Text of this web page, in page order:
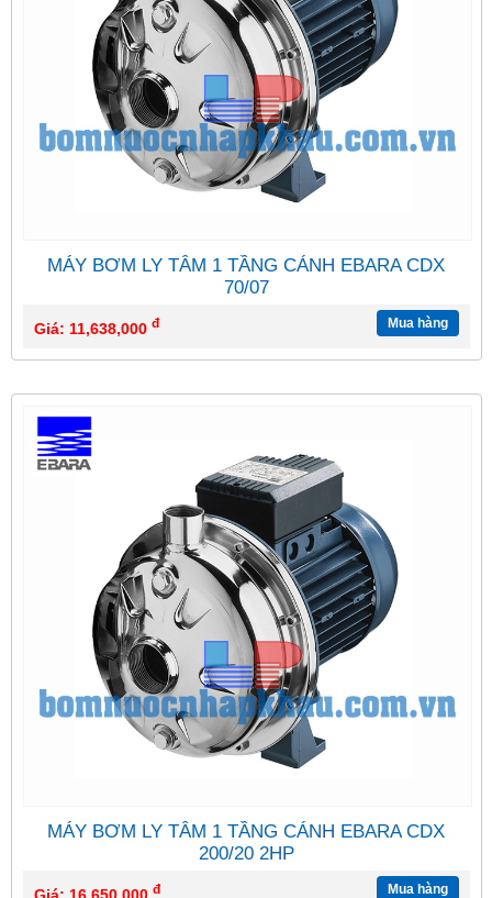
MÁY BƠM LY TÂM 1 TẦNG CÁNH EBARA CDX
70/07
Giá: 11,638,000 đ Mua hàng
MÁY BƠM LY TÂM 1 TẦNG CÁNH EBARA CDX
200/20 2HP
đ Mua hàng